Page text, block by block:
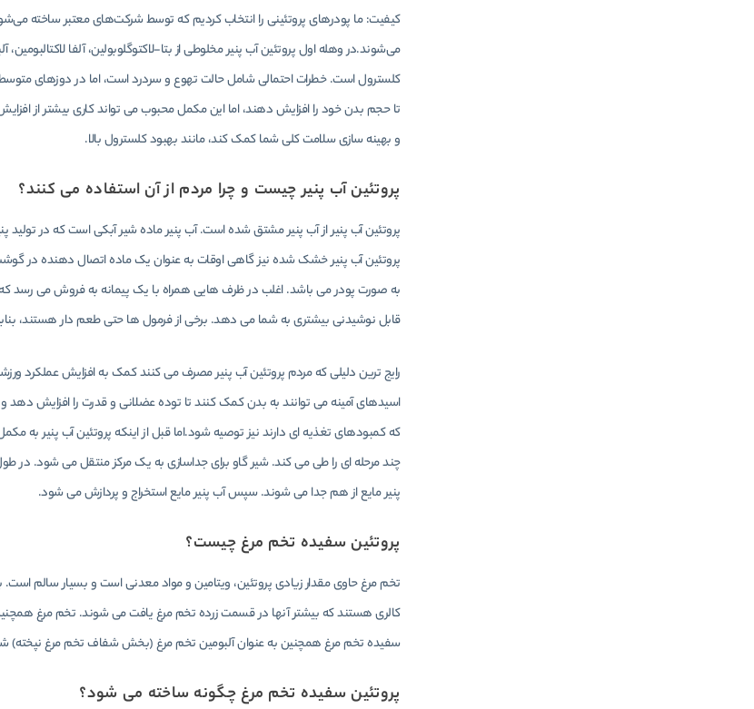
کیفیت: ما پودرهای پروتئینی را انتخاب کردیم که توسط شرکت‌های معتبر ساخته
می‌شوند.در وهله اول پروتئین آب پنیر مخلوطی از بتا-لاکتوگلوبولین، آلفا
کلسترول است. خطرات احتمالی شامل حالت تهوع و سردرد است، اما در دوزهای
تا حجم بدن خود را افزایش دهند، اما این مکمل محبوب می تواند کاری بیشتر از
و بهینه سازی سلامت کلی شما کمک کند، مانند بهبود کلسترول بالا.
پروتئین آب پنیر چیست و چرا مردم از آن استفاده می کنند؟
پروتئین آب پنیر از آب پنیر مشتق شده است. آب پنیر ماده شیر آبکی است که در
پروتئین آب پنیر خشک شده نیز گاهی اوقات به عنوان یک ماده اتصال دهنده در
به صورت پودر می باشد. اغلب در ظرف هایی همراه با یک پیمانه به فروش می رسد که
قابل نوشیدنی بیشتری به شما می دهد. برخی از فرمول ها حتی طعم دار هستند،
رایج ترین دلیلی که مردم پروتئین آب پنیر مصرف می کنند کمک به افزایش عملکرد
اسیدهای آمینه می توانند به بدن کمک کنند تا توده عضلانی و قدرت را افزایش دهد
که کمبودهای تغذیه ای دارند نیز توصیه شود.اما قبل از اینکه پروتئین آب پنیر به
چند مرحله ای را طی می کند. شیر گاو برای جداسازی به یک مرکز منتقل می شود. در
پنیر مایع از هم جدا می شوند. سپس آب پنیر مایع استخراج و پردازش می شود.
پروتئین سفیده تخم مرغ چیست؟
تخم مرغ حاوی مقدار زیادی پروتئین، ویتامین و مواد معدنی است و بسیار سالم
کالری هستند که بیشتر آنها در قسمت زرده تخم مرغ یافت می شوند. تخم مرغ
سفیده تخم مرغ همچنین به عنوان آلبومین تخم مرغ (بخش شفاف تخم مرغ نپخته)
پروتئین سفیده تخم مرغ چگونه ساخته می شود؟